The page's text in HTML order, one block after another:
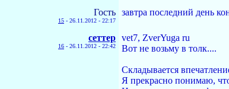
Гость
15 - 26.11.2012 - 22:17
завтра последний день
сеттер
16 - 26.11.2012 - 22:42
vet7, ZverYuga ru
Вот не возьму в толк....
Складывается
Я прекрасно понимаю,